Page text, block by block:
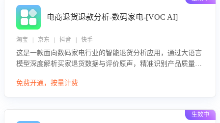
电商退货退款分析-数码家电-[VOC AI]
淘宝 | 京东 | 抖音 | 快手
这是一款面向数码家电行业的智能退货分析应用，通过大语言
模型深度解析买家退货数据与评价原声，精准识别产品质量、
议，通过挖掘用户痛点驱动产品迭代，从根本上降低退货率，
免费开通，按量计费
生效中